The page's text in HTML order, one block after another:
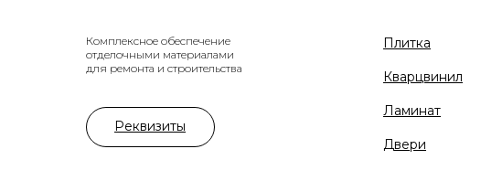
Комплексное обеспечение
отделочными материалами
для ремонта и строительства
Плитка
Кварцвинил
Ламинат
Двери
Реквизиты